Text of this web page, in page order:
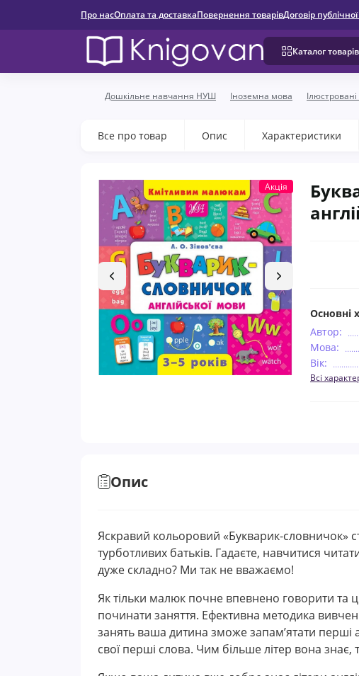
Про насОплата та доставкаПовернення товарівДоговір
Каталог товарів
Дошкільне навчання НУШ Іноземна мова
Все про товар Опис Характеристики
Акція
Основні
Автор:
Мова:
Вік:
Всі
Опис
Яскравий кольоровий «Букварик-словничок»
турботливих батьків. Гадаєте, навчитися
дуже складно? Ми так не вважаємо!
Як тільки малюк почне впевнено говорити та
починати заняття. Ефективна методика
занять ваша дитина зможе запам’ятати перші
свої перші слова. Чим більше літер вона знає,